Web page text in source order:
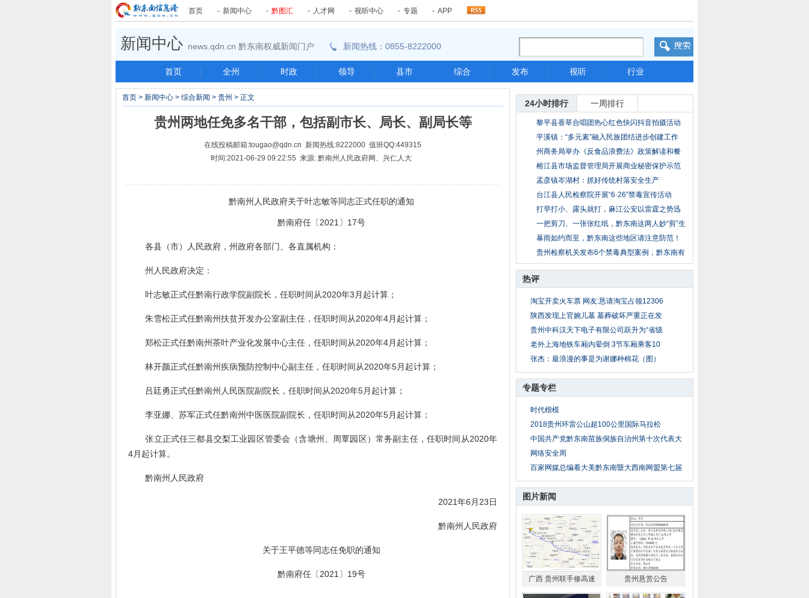
首页 - 新闻中心 - 黔图汇 - 人才网 - 视听中心 - 专题 - APP
新闻中心 news.qdn.cn 黔东南权威新闻门户 新闻热线：0855-8222000
首页 | 全州 | 时政 | 领导 | 县市 | 综合 | 发布 | 视听 | 行业
24小时排行 一周排行
黎平县香草合唱团热心红色快闪抖音拍摄活动
平溪镇：“多元素”融入民族团结进步创建工作
州商务局举办《反食品浪费法》政策解读和餐
饮企
榕江县市场监督管理局开展商业秘密保护示范
点创
孟彦镇岑湖村：抓好传统村落安全生产
台江县人民检察院开展“6·26”禁毒宣传活动
打早打小、露头就打，麻江公安以雷霆之势迅
速查
一把剪刀、一张张红纸，黔东南这两人妙“剪”生
暴雨如约而至，黔东南这些地区请注意防范！
贵州检察机关发布6个禁毒典型案例，黔东南有
热评
淘宝开卖火车票 网友:恳请淘宝占领12306
陕西发现上官婉儿墓 墓葬破坏严重正在发
贵州中科汉天下电子有限公司跃升为“省级
老外上海地铁车厢内晕倒 3节车厢乘客10
张杰：最浪漫的事是为谢娜种棉花（图）
专题专栏
时代楷模
2018贵州环雷公山超100公里国际马拉松
中国共产党黔东南苗族侗族自治州第十次代表大
网络安全周
百家网媒总编看大美黔东南暨大西南网盟第七届
图片新闻
广西 贵州联手修高速 贵州悬赏公告
首页 > 新闻中心 > 综合新闻 > 贵州 > 正文
贵州两地任免多名干部，包括副市长、局长、副局长等
在线投稿邮箱:tougao@qdn.cn 新闻热线:8222000 值班QQ:449315
时间:2021-06-29 09:22:55 来源: 黔南州人民政府网、兴仁人大
黔南州人民政府关于叶志敏等同志正式任职的通知
黔南府任〔2021〕17号
各县（市）人民政府，州政府各部门、各直属机构：
州人民政府决定：
叶志敏正式任黔南行政学院副院长，任职时间从2020年3月起计算；
朱雪松正式任黔南州扶贫开发办公室副主任，任职时间从2020年4月起计算；
郑松正式任黔南州茶叶产业化发展中心主任，任职时间从2020年4月起计算；
林开颜正式任黔南州疾病预防控制中心副主任，任职时间从2020年5月起计算；
吕廷勇正式任黔南州人民医院副院长，任职时间从2020年5月起计算；
李亚娜、苏军正式任黔南州中医医院副院长，任职时间从2020年5月起计算；
张立正式任三都县交梨工业园区管委会（含塘州、周覃园区）常务副主任，任职时间从2020年
4月起计算。
黔南州人民政府
2021年6月23日
黔南州人民政府
关于王平德等同志任免职的通知
黔南府任〔2021〕19号